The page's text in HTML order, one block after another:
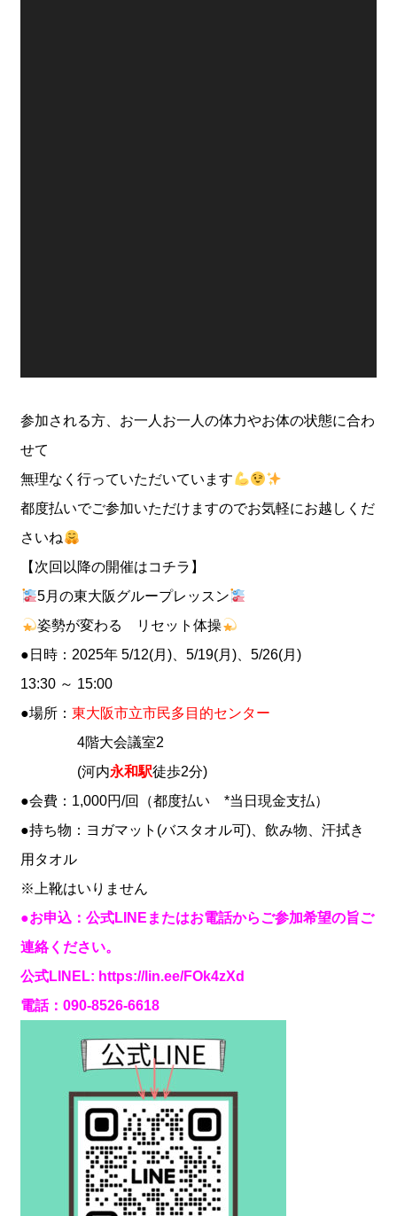
参加される方、お一人お一人の体力やお体の状態に合わ
せて
無理なく行っていただいています
都度払いでご参加いただけますのでお気軽にお越しくだ
さいね
【次回以降の開催はコチラ】
5月の東大阪グループレッスン
姿勢が変わる リセット体操
●日時：2025年 5/12(月)、5/19(月)、5/26(月)
13:30 ～ 15:00
●場所：東大阪市立市民多目的センター
4階大会議室2
(河内永和駅徒歩2分)
●会費：1,000円/回（都度払い *当日現金支払）
●持ち物：ヨガマット(バスタオル可)、飲み物、汗拭き
用タオル
※上靴はいりません
●お申込：公式LINEまたはお電話からご参加希望の旨ご
連絡ください。
公式LINEL: https://lin.ee/FOk4zXd
電話：090-8526-6618